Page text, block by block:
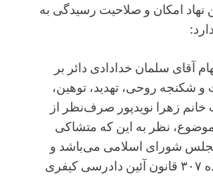
نهاد امکان و صلاحیت رسیدگی به
آقای سلمان خدادادی دائر بر
و شکنجه روحی، تهدید، توهین،
زهرا نویدپور صرف‌نظر از
نظر به این که متشاکی
مجلس شورای اسلامی می‌باشد و
حسب مفاد ماده ۳۰۷ قانون آئین دادرسی کیفری